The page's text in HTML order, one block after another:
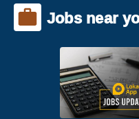
Jobs near